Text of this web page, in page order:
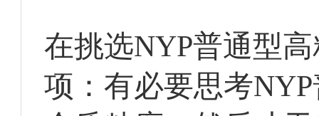
在挑选NYP普通型
项：有必要思考